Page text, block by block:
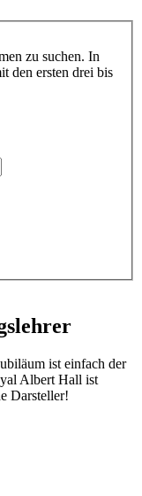
zu suchen. In
den ersten drei bis
ist einfach der
Albert Hall ist
Darsteller!